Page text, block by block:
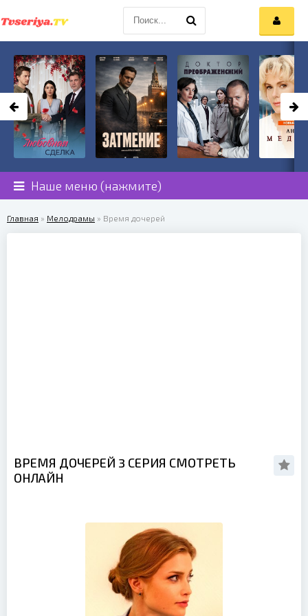
Наше меню (нажмите)
Главная » Мелодрамы » Время дочерей
ВРЕМЯ ДОЧЕРЕЙ 3 СЕРИЯ СМОТРЕТЬ
ОНЛАЙН